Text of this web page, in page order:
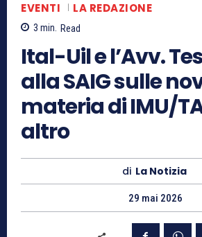
EVENTI LA REDAZIONE
3 min. Read
Ital-Uil e l’Avv.
alla SAIG sulle
materia di IMU/
altro
di La Notizia
29 mai 2026